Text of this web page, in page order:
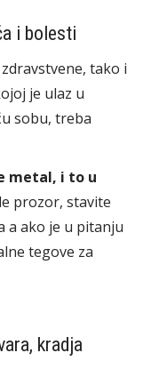
i bolesti
tako i
je ulaz u
sobu, treba
metal, i to u
prozor, stavite
a ako je u pitanju
tegove za
kradja